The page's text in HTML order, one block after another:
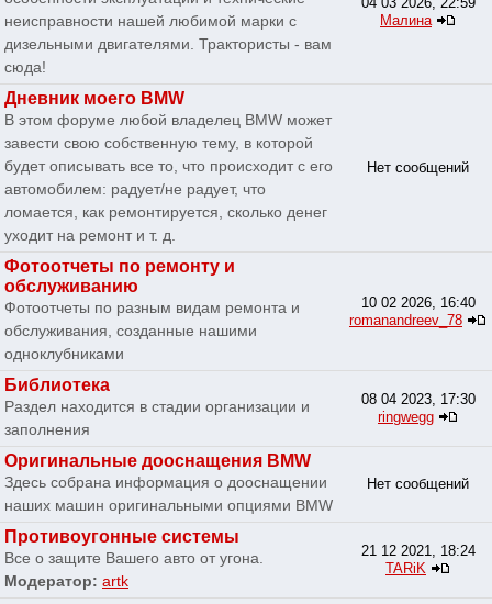
неисправности нашей любимой марки с
дизельными двигателями. Трактористы - вам
сюда!
Малина
Дневник моего BMW
В этом форуме любой владелец BMW может
завести свою собственную тему, в которой
будет описывать все то, что происходит с его
автомобилем: радует/не радует, что
ломается, как ремонтируется, сколько денег
уходит на ремонт и т. д.
Нет сообщений
Фотоотчеты по ремонту и
обслуживанию
Фотоотчеты по разным видам ремонта и
обслуживания, созданные нашими
одноклубниками
10 02 2026, 16:40
romanandreev_78
Библиотека
Раздел находится в стадии организации и
заполнения
08 04 2023, 17:30
ringwegg
Оригинальные дооснащения BMW
Здесь собрана информация о дооснащении
наших машин оригинальными опциями BMW
Нет сообщений
Противоугонные системы
Все о защите Вашего авто от угона.
Модератор: artk
21 12 2021, 18:24
TARiK